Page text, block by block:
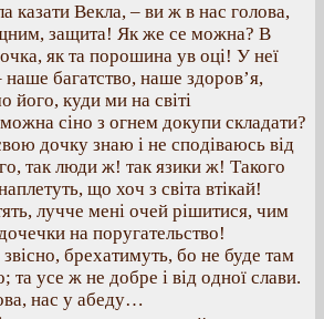
казати Векла, – ви ж в нас голова,
защита! Як же се можна? В
як та порошина ув оці! У неї
багатство, наше здоров’я,
куди ми на світі
сіно з огнем докупи складати?
дочку знаю і не сподіваюсь від
так люди ж! так язики ж! Такого
що хоч з світа втікай!
лучче мені очей рішитися, чим
на поругательство!
брехатимуть, бо не буде там
та усе ж не добре і від одної слави.
нас у абеду…